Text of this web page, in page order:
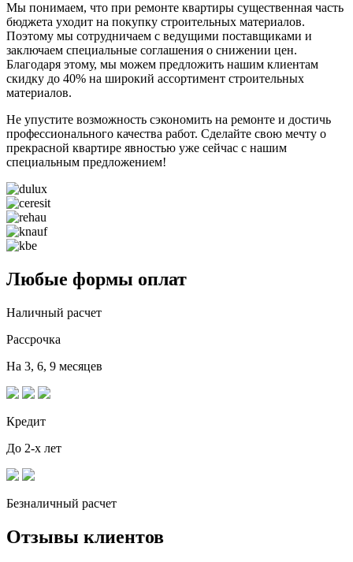
Мы понимаем, что при ремонте квартиры существенная часть
бюджета уходит на покупку строительных материалов.
Поэтому мы сотрудничаем с ведущими поставщиками и
заключаем специальные соглашения о снижении цен.
Благодаря этому, мы можем предложить нашим клиентам
скидку до 40% на широкий ассортимент строительных
материалов.
Не упустите возможность сэкономить на ремонте и достичь
профессионального качества работ. Сделайте свою мечту о
прекрасной квартире явностью уже сейчас с нашим
специальным предложением!
Любые формы оплат
Наличный расчет
Рассрочка
На 3, 6, 9 месяцев
Кредит
До 2-х лет
Безналичный расчет
Отзывы клиентов